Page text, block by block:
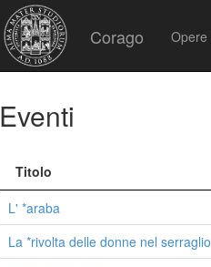
Corago Opere
Eventi
Titolo
L' *araba
La *rivolta delle donne nel serraglio